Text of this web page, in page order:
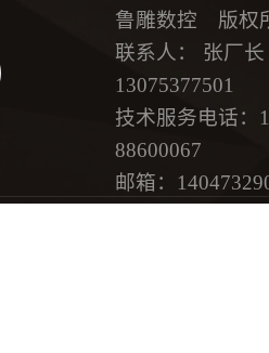
鲁雕数控 版权
联系人： 张厂长
13075377501
技术服务电话：
88600067
邮箱：